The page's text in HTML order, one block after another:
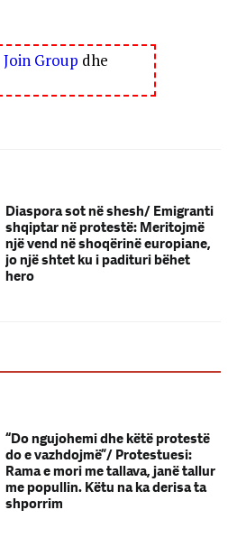
Join Group dhe
Diaspora sot në shesh/ Emigranti
shqiptar në protestë: Meritojmë
një vend në shoqërinë europiane,
jo një shtet ku i padituri bëhet
hero
“Do ngujohemi dhe këtë protestë
do e vazhdojmë”/ Protestuesi:
Rama e mori me tallava, janë tallur
me popullin. Këtu na ka derisa ta
shporrim